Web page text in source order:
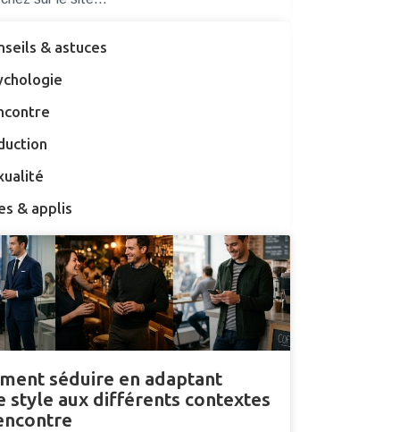
& astuces
& applis
séduire en adaptant
style aux différents contextes